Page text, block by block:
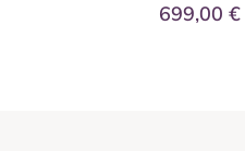
699,00 €